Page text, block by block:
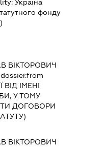
Україна
фонду
ВІКТОРОВИЧ
ВІД ІМЕНІ
У ТОМУ
ДОГОВОРИ
ВІКТОРОВИЧ